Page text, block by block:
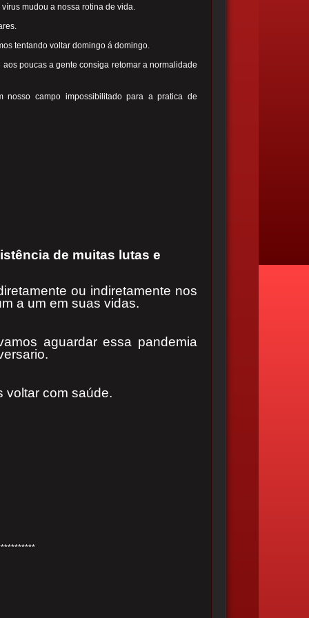
mudou a nossa rotina de vida.
tentando voltar domingo á domingo.
poucas a gente consiga retomar a normalidade
campo impossibilitado para a pratica de
de muitas lutas e
ou indiretamente nos
a um em suas vidas.
aguardar essa pandemia
voltar com saúde.